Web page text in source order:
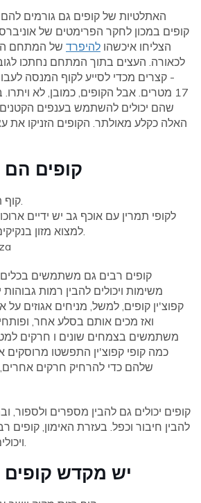
האתלטיות של קופים גם גורמים
קופים במכון לחקר הפרימטים של
הצליחו איכשהו להיפרד של המתחם
- קצרים מכדי לסייע לקוף המנסה
17 מטרים. אבל הקופים, כמובן, לא
שהם יכולים להשתמש בענפים
האלה כקלע מאולתר. הקופים הזניקו את
8. קופים
לקופי תמרין עם אוכף גב יש ידיים
קופים רבים גם משתמשים
משימות ויכולים להבין רמות
קפוצ'ין קופים, למשל, מניחים אגוזים
ואז מכים אותם בסלע אחר,
משתמשים בצמחים שונים ו חרקים
כמה קופי קפוצ'ין התפשטו מרוסקים
שלהם כדי להרחיק חרקים
קופים יכולים גם להבין מספרים ולספור,
להבין חיבור וכפל. בעזרת האימון, קופים
9. יש מקדש